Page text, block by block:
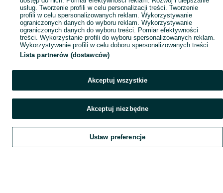
Szukaj Obserwujesz Dodaj Czat Konto
usług. Tworzenie profili w celu personalizacji treści. Tworzenie
profili w celu spersonalizowanych reklam. Wykorzystywanie
ograniczonych danych do wyboru reklam. Wykorzystywanie
ograniczonych danych do wyboru treści. Pomiar efektywności
treści. Wykorzystanie profili do wyboru spersonalizowanych reklam.
Wykorzystywanie profili w celu doboru spersonalizowanych treści.
Lista partnerów (dostawców)
Akceptuj wszystkie
Akceptuj niezbędne
Ustaw preferencje